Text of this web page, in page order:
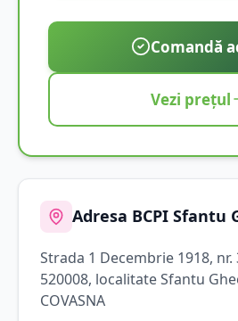
Comandă
Vezi prețul
Adresa BCPI Sfantu
Strada 1 Decembrie 1918, nr.
520008, localitateSfantu
COVASNA